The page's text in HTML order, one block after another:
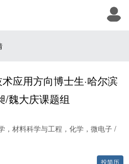
应用方向博士生·哈尔滨
/魏大庆课题组
，材料科学与工程，化学，微电子 /
投简历